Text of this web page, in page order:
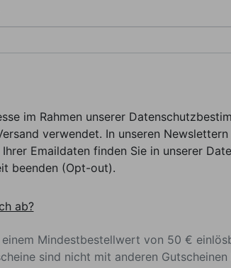
im Rahmen unserer
verwendet. In unseren
Emaildaten finden Sie in unserer
beenden (Opt-out).
ab?
Mindestbestellwert von 50 €
sind nicht mit anderen